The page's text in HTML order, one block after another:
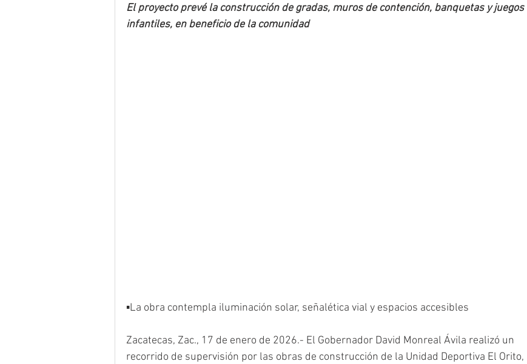
El proyecto prevé la construcción de gradas, muros de contención, banquetas y juegos
infantiles, en beneficio de la comunidad
▪️La obra contempla iluminación solar, señalética vial y espacios accesibles
Zacatecas, Zac., 17 de enero de 2026.- El Gobernador David Monreal Ávila realizó un
recorrido de supervisión por las obras de construcción de la Unidad Deportiva El Orito,